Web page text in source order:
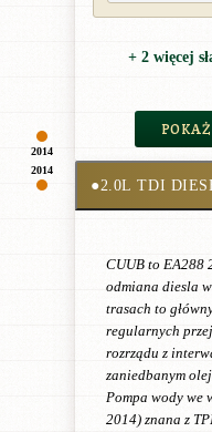
2014
+ 2 więcej
2014
●2.0L TDI
CUUB to EA288
odmiana diesla
trasach to
regularnych
rozrządu z
zaniedbanym
Pompa wody we
2014) znana z